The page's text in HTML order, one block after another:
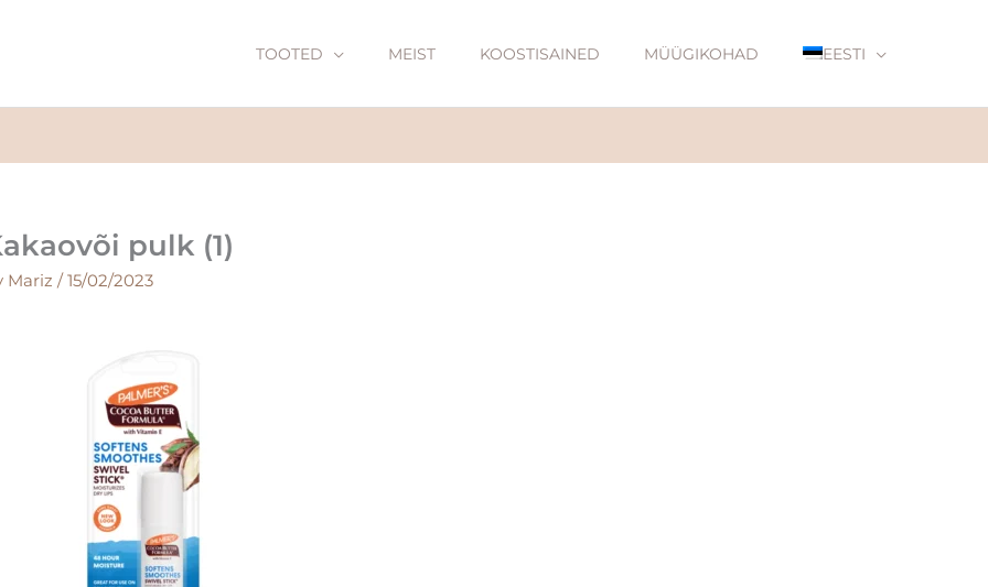
TOOTED MEIST KOOSTISAINED MÜÜGIKOHAD EESTI
pulk (1)
Mariz /15/02/2023